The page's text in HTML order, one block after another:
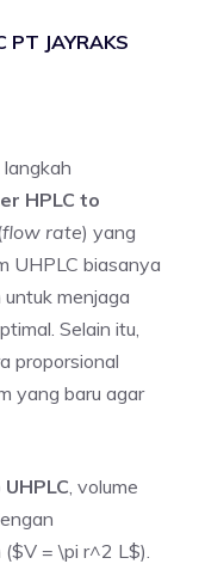
PT JAYRAKS
HPLC to
flow rate) yang
UHPLC biasanya
untuk menjaga
Selain itu,
proporsional
yang baru agar
, volume
= \pi r^2 L$).